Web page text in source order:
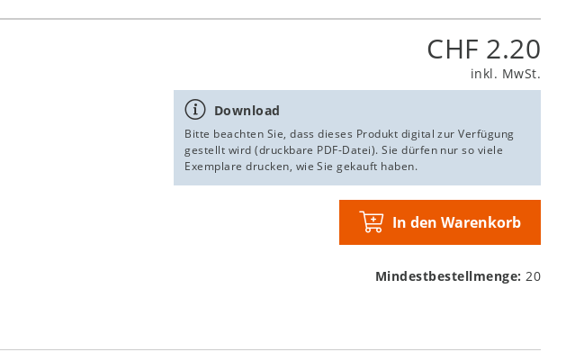
CHF 2.20
inkl. MwSt.
Download
Bitte beachten Sie, dass dieses Produkt digital zur Verfügung
gestellt wird (druckbare PDF-Datei). Sie dürfen nur so viele
Exemplare drucken, wie Sie gekauft haben.
In den Warenkorb
Mindestbestellmenge: 20